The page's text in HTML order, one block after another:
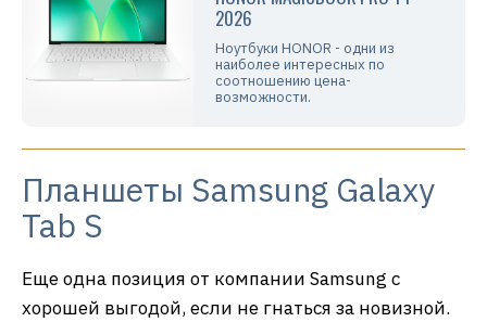
2026
Ноутбуки HONOR - одни из
наиболее интересных по
соотношению цена-
возможности.
Планшеты Samsung Galaxy
Tab S
Еще одна позиция от компании Samsung с
хорошей выгодой, если не гнаться за новизной.